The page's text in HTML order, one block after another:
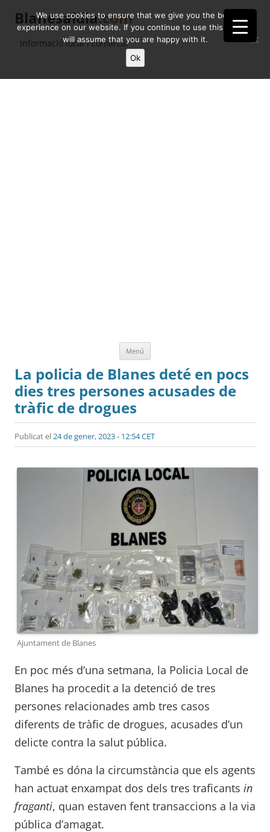
Blanesaldia.com
Informació local i comarcal
Menú
La policia de Blanes deté en pocs
dies tres persones acusades de
tràfic de drogues
Publicat el24 de gener, 2023 - 12:54 CET
Ajuntament de Blanes
En poc més d’una setmana, la Policia Local de
Blanes ha procedit a la detenció de tres
persones relacionades amb tres casos
diferents de tràfic de drogues, acusades d’un
delicte contra la salut pública.
També es dóna la circumstància que els agents
han actuat enxampat dos dels tres traficants in
fraganti, quan estaven fent transaccions a la via
pública d’amagat.
We use cookies to ensure that we give you the best
experience on our website. If you continue to use this site we
will assume that you are happy with it.
Ok